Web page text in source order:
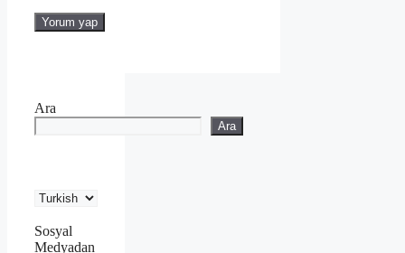
Ara
Ara
Sosyal
Medyadan